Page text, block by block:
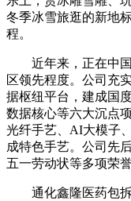
冬季冰雪旅逛的新地
程。
近年来，正在中国
区领先程度。公司充
据枢纽平台，建成国
数据核心等六大沉点
光纤手艺、AI大模子
成特色手艺。公司先
五一劳动状等多项荣誉
通化鑫隆医药包拆